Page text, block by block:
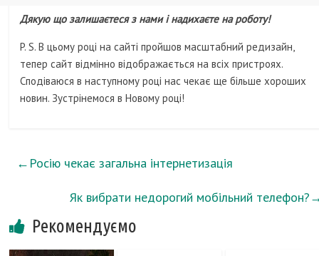
Дякую що залишаєтеся з нами і надихаєте на роботу!
P. S. В цьому році на сайті пройшов масштабний редизайн,
тепер сайт відмінно відображається на всіх пристроях.
Сподіваюся в наступному році нас чекає ще більше хороших
новин. Зустрінемося в Новому році!
← Росію чекає загальна інтернетизація
Як вибрати недорогий мобільний телефон?
Рекомендуємо